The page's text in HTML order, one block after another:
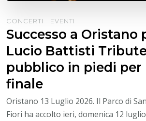
CONCERTI EVENTI
Successo a Oristano
Lucio Battisti
pubblico in piedi per
finale
Oristano 13 Luglio 2026. Il Parco di
Fiori ha accolto ieri, domenica 12